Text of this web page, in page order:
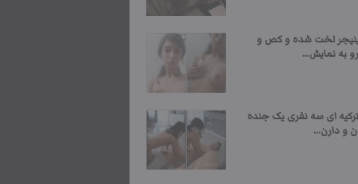
لخت شده و کص و
به نمایش...
ای سه نفری یک جنده
و دارن...